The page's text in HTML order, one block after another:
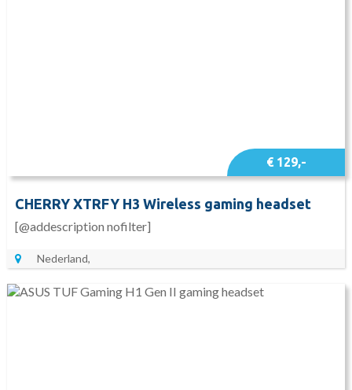
€ 129,-
CHERRY XTRFY H3 Wireless gaming headset
[@addescription nofilter]
Nederland,